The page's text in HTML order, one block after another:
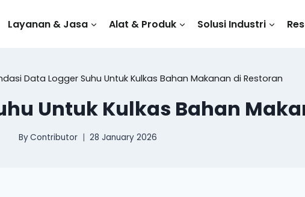
Layanan & Jasa Alat & Produk Solusi Industri
Data Logger Suhu Untuk Kulkas Bahan Makanan di Restoran
Untuk Kulkas Bahan
ByContributor 28 January 2026